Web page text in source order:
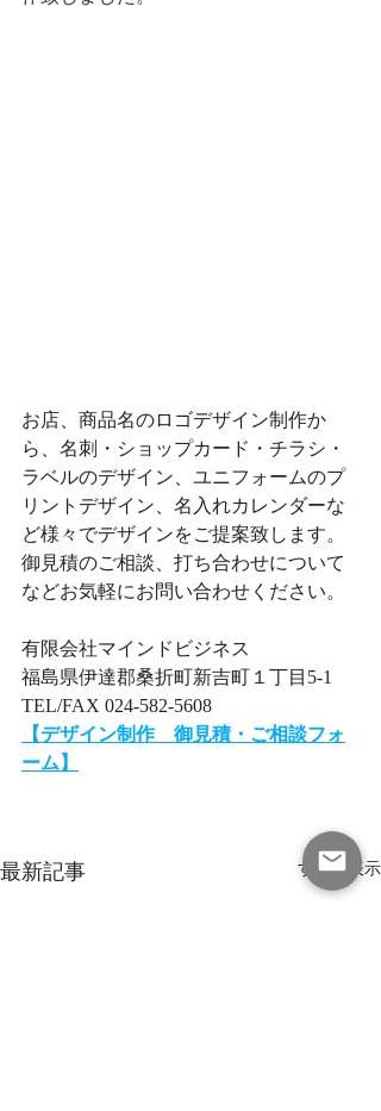
お店、商品名のロゴデザイン制作か
ら、名刺・ショップカード・チラシ・
ラベルのデザイン、ユニフォームのプ
リントデザイン、名入れカレンダーな
ど様々でデザインをご提案致します。
​​御見積のご相談、打ち合わせについて
などお気軽にお問い合わせください。
有限会社マインドビジネス
福島県伊達郡桑折町新吉町１丁目5-1
TEL/FAX 024-582-5608
【デザイン制作　御見積・ご相談フォ
ーム】​
最新記事 すべて表示